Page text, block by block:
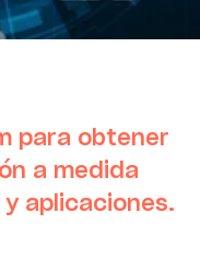
para obtener
a medida
aplicaciones.